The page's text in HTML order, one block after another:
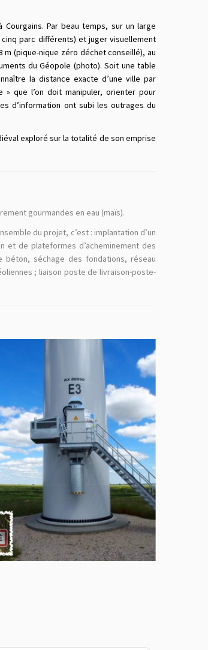
Par beau temps, sur un large
parc différents) et juger visuellement
(pique-nique zéro déchet conseillé), au
du Géopole (photo). Soit une table
la distance exacte d’une ville par
» que l’on doit manipuler, orienter pour
d’information ont subi les outrages du
exploré sur la totalité de son emprise
gourmandes en eau (maïs).
du projet, c’est : implantation d’un
et de plateformes d’acheminement des
séchage des fondations, réseau
; liaison poste de livraison-poste-